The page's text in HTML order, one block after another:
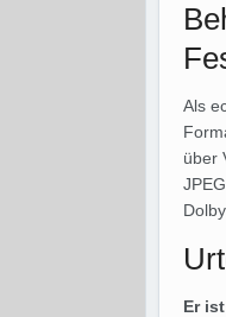
Als
über
Er